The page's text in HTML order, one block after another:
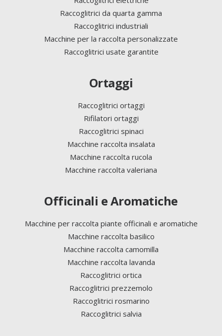
Raccoglitrici da quarta gamma
Raccoglitrici industriali
Macchine per la raccolta personalizzate
Raccoglitrici usate garantite
Ortaggi
Raccoglitrici ortaggi
Rifilatori ortaggi
Raccoglitrici spinaci
Macchine raccolta insalata
Macchine raccolta rucola
Macchine raccolta valeriana
Officinali e Aromatiche
Macchine per raccolta piante officinali e aromatiche
Macchine raccolta basilico
Macchine raccolta camomilla
Macchine raccolta lavanda
Raccoglitrici ortica
Raccoglitrici prezzemolo
Raccoglitrici rosmarino
Raccoglitrici salvia